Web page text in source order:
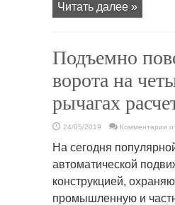
Читать далее »
Подъемно
ворота на
рычагах
24/05/2019 Комментарии
на
На сегодня
автоматической
конструкцией,
промышленную и